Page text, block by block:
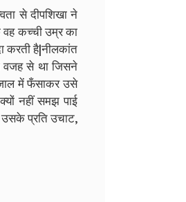
से दीपशिखा ने
कच्ची उम्र का
करती है|नीलकांत
वजह से था जिसने
में फँसाकर उसे
नहीं समझ पाई
प्रति उचाट,